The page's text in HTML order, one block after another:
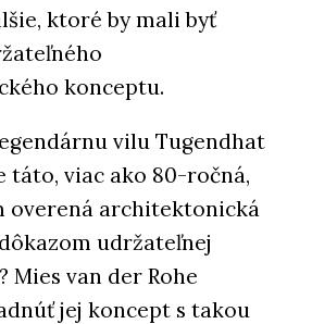
ktoré by mali byť
konceptu.
vilu Tugendhat
táto, viac ako 80-ročná,
overená architektonická
udržateľnej
Mies van der Rohe
jej koncept s takou